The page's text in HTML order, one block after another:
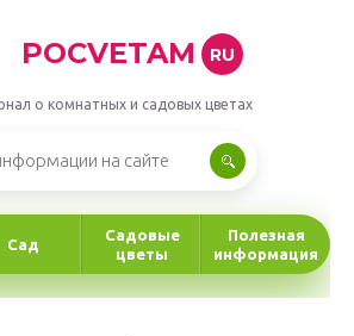
POCVETAM RU
о комнатных и садовых цветах
Сад
Садовые
цветы
Полезная
информация